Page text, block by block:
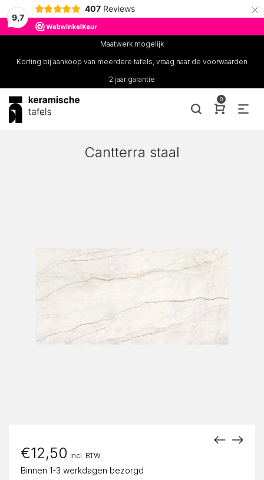
9,7
407 Reviews ×
Maatwerk mogelijk
Korting bij aankoop van meerdere tafels, vraag naar de voorwaarden
2 jaar garantie
0
Cantterra staal
€12,50 incl. BTW
Binnen 1-3 werkdagen bezorgd